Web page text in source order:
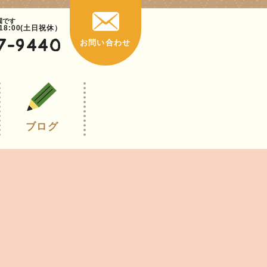
です
土日祝休）
9440 お問い合わせ
ブログ